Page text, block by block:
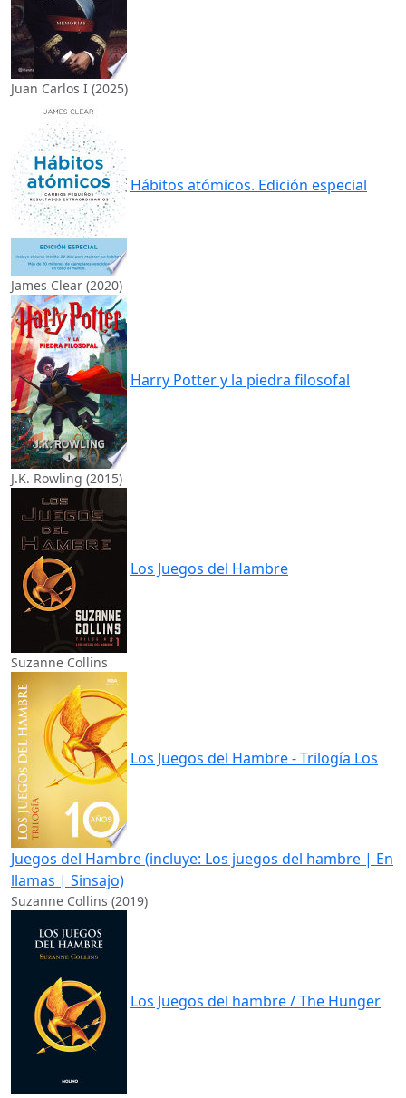
Juan Carlos I (2025)
Hábitos atómicos. Edición especial
James Clear (2020)
Harry Potter y la piedra filosofal
J.K. Rowling (2015)
Los Juegos del Hambre
Suzanne Collins
Los Juegos del Hambre - Trilogía Los
Juegos del Hambre (incluye: Los juegos del hambre | En
llamas | Sinsajo)
Suzanne Collins (2019)
Los Juegos del hambre / The Hunger